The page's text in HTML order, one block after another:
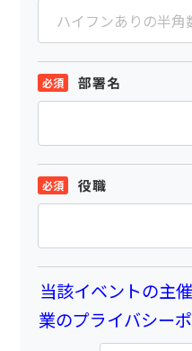
部署名
役職
当該イベントの主
業のプライバシー